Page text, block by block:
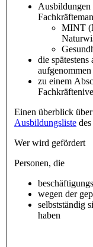
MINT
die
zu einem
Einen überblick
Ausbildungsliste
Wer wird gefördert
Personen, die
wegen der
selbstständig
haben